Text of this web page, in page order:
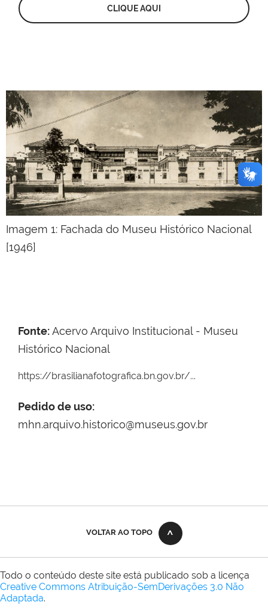
CLIQUE AQUI
Imagem 1: Fachada do Museu Histórico Nacional
[1946]
Fonte:Acervo Arquivo Institucional - Museu
Histórico Nacional
https://brasilianafotografica.bn.gov.br/...
Pedido de uso:
mhn.arquivo.historico@museus.gov.br
VOLTAR AO TOPO
Todo o conteúdo deste site está publicado sob a licença
Creative Commons Atribuição-SemDerivações 3.0 Não
Adaptada.